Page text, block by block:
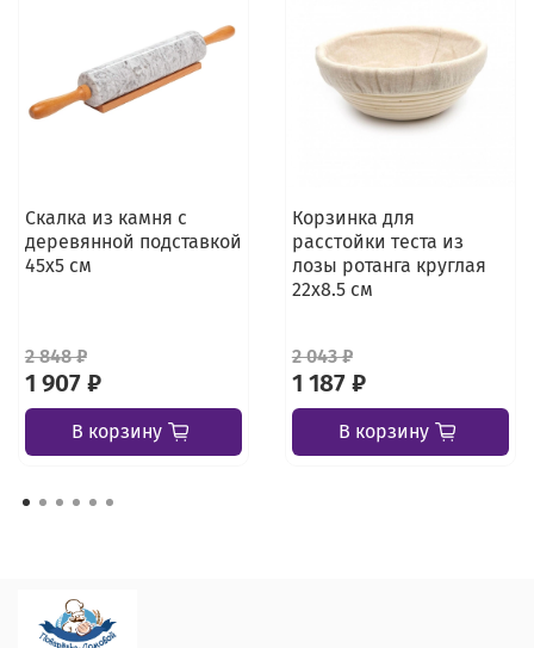
Скалка из камня с
деревянной подставкой
45х5 см
2 848 ₽
1 907 ₽
В корзину
Корзинка для
расстойки теста из
лозы ротанга круглая
22х8.5 см
2 043 ₽
1 187 ₽
В корзину